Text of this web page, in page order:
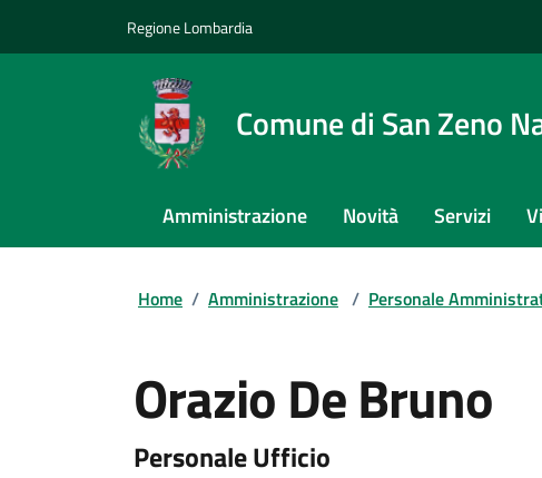
Regione Lombardia
Comune di San Zeno
Amministrazione Novità Servizi
Home / Amministrazione / Personale
Orazio De Bruno
Personale Ufficio